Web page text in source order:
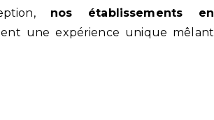
nos établissements en
une expérience unique mêlant